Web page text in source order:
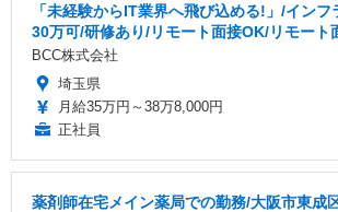
「未経験からIT業界へ飛び込める!」/イン
30万可/研修あり/リモート面接OK/リモート
BCC株式会社
埼玉県
月給35万円～38万8,000円
正社員
薬剤師在宅メイン薬局での勤務/大阪市東成